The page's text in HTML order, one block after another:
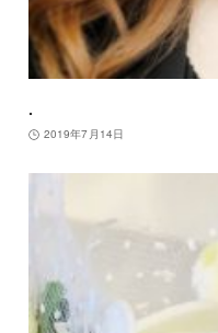
.
2019年7月14日